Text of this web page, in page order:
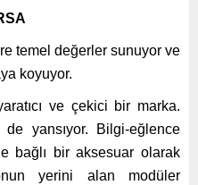
temel değerler sunuyor ve
koyuyor.
ve çekici bir marka.
yansıyor. Bilgi-eğlence
bağlı bir aksesuar olarak
yerini alan modüler